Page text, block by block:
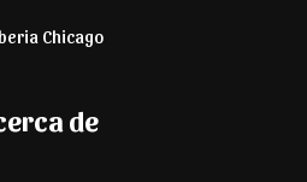
Chicago
de